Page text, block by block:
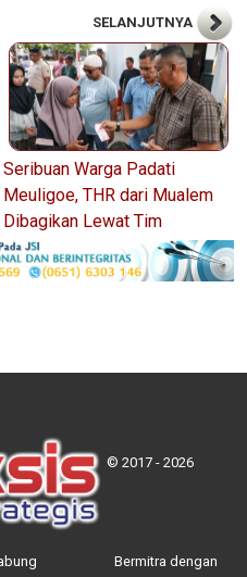
SELANJUTNYA
Seribuan Warga Padati
Meuligoe, THR dari Mualem
Dibagikan Lewat Tim
© 2017 - 2026
Bermitra dengan